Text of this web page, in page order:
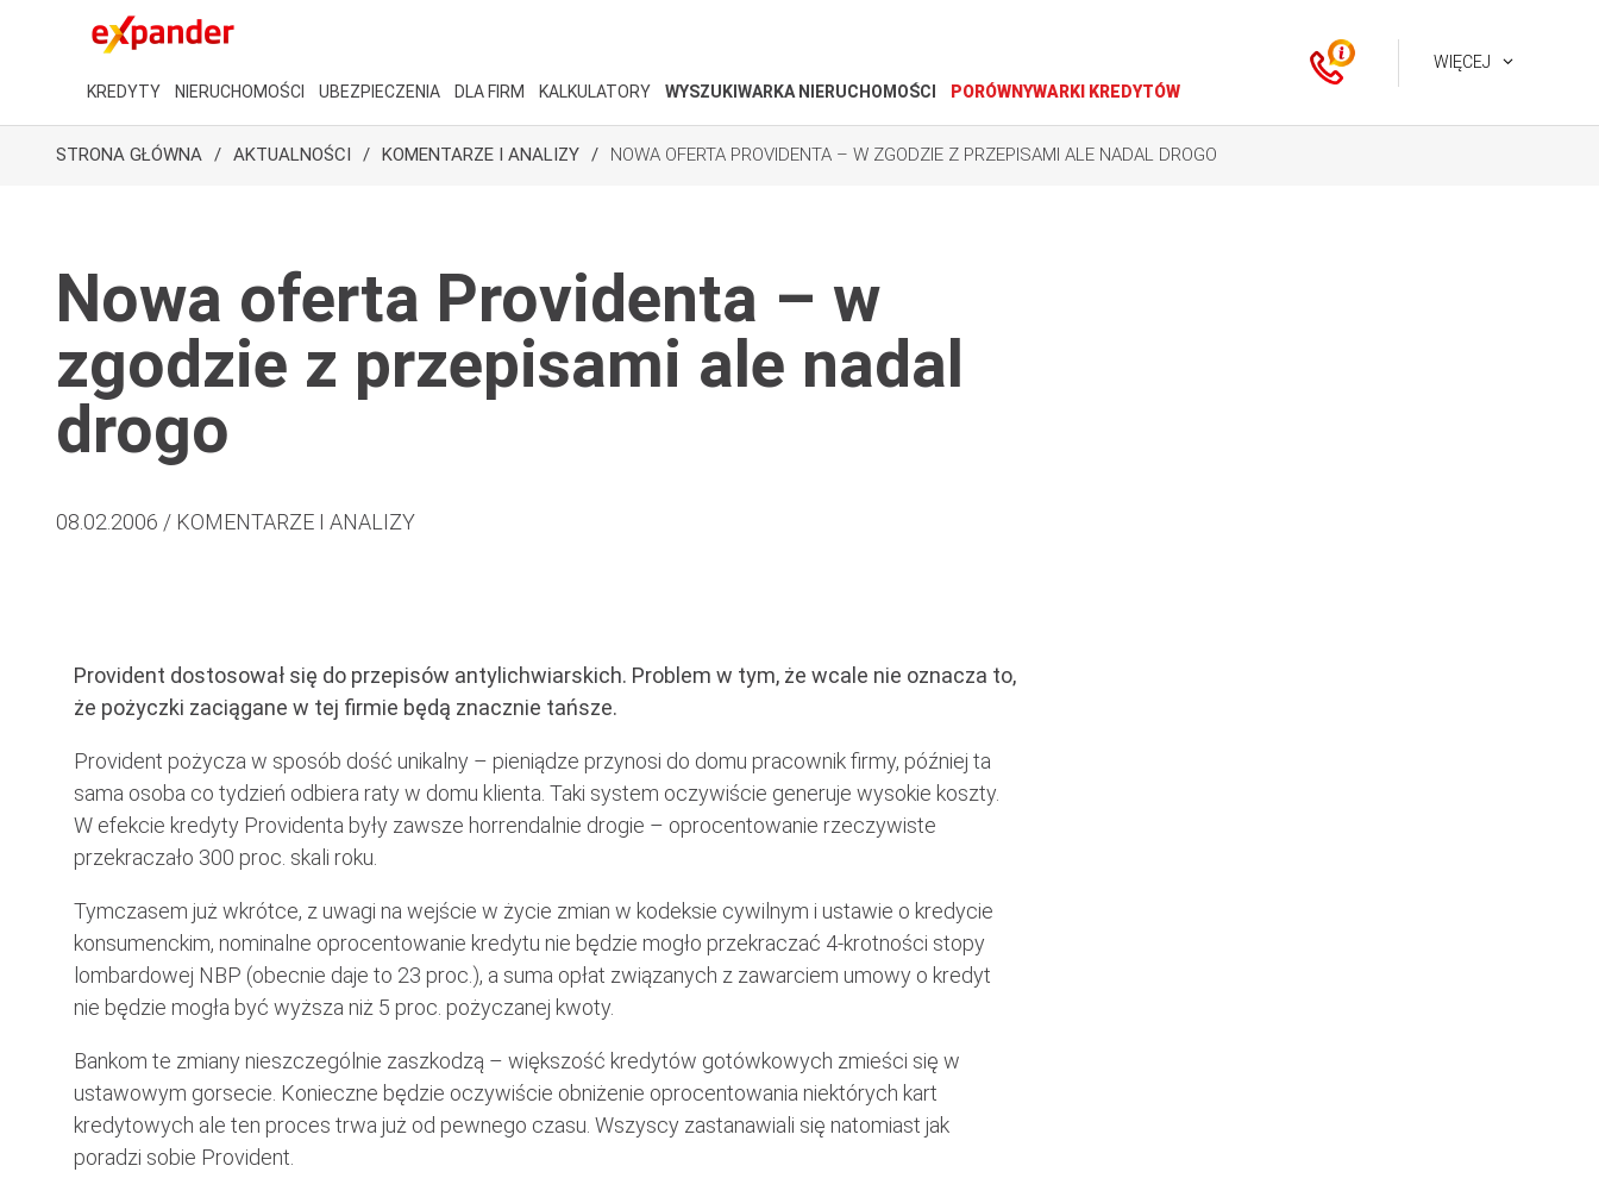
KREDYTY NIERUCHOMOŚCI UBEZPIECZENIA DLA FIRM KALKULATORY WYSZUKIWARKA NIERUCHOMOŚCI PORÓWNYWARKI KREDYTÓW
WIĘCEJ
STRONA GŁÓWNA AKTUALNOŚCI KOMENTARZE I ANALIZY NOWA OFERTA PROVIDENTA – W ZGODZIE Z PRZEPISAMI ALE NADAL DROGO
Nowa oferta Providenta – w
zgodzie z przepisami ale nadal
drogo
08.02.2006 / KOMENTARZE I ANALIZY
Provident dostosował się do przepisów antylichwiarskich. Problem w tym, że wcale nie oznacza to,
że pożyczki zaciągane w tej firmie będą znacznie tańsze.
Provident pożycza w sposób dość unikalny – pieniądze przynosi do domu pracownik firmy, później ta
sama osoba co tydzień odbiera raty w domu klienta. Taki system oczywiście generuje wysokie koszty.
W efekcie kredyty Providenta były zawsze horrendalnie drogie – oprocentowanie rzeczywiste
przekraczało 300 proc. skali roku.
Tymczasem już wkrótce, z uwagi na wejście w życie zmian w kodeksie cywilnym i ustawie o kredycie
konsumenckim, nominalne oprocentowanie kredytu nie będzie mogło przekraczać 4-krotności stopy
lombardowej NBP (obecnie daje to 23 proc.), a suma opłat związanych z zawarciem umowy o kredyt
nie będzie mogła być wyższa niż 5 proc. pożyczanej kwoty.
Bankom te zmiany nieszczególnie zaszkodzą – większość kredytów gotówkowych zmieści się w
ustawowym gorsecie. Konieczne będzie oczywiście obniżenie oprocentowania niektórych kart
kredytowych ale ten proces trwa już od pewnego czasu. Wszyscy zastanawiali się natomiast jak
poradzi sobie Provident.